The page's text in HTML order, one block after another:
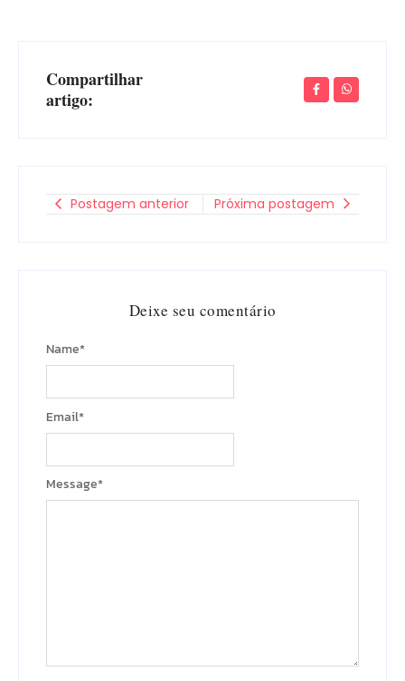
Compartilhar
artigo:
Postagem anterior Próxima postagem
Deixe seu comentário
Message*
Name*
Email*